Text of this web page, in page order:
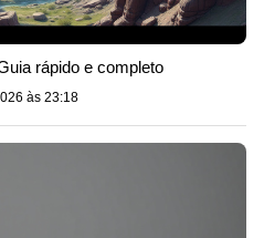
rápido e completo
às 23:18